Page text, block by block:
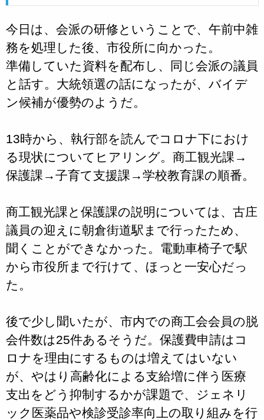
今日は、会派の研修ということで、午前中雑
務を処理した後、市役所に向かった。
準備していた資料を配布し、同じ会派の議員
と話す。大統領選の話になったが、バイデ
ン候補が優勢のようだ。
13時から、執行部を読んでコロナ下におけ
る現状についてヒアリング。商工観光課→
保護課→子育て支援課→学校教育課の順番。
商工観光課と保護課の説明については、古庄
議員の迎えに朝倉街道駅まで行ったため、
聞くことができなかった。電動車椅子で駅
から市役所まで行けて、ほっと一安心だっ
た。
後で少し聞いたが、市内での商工会会員の脱
会件数は25件あるそうだ。保護費申請はコ
ロナを理由にするものは増えてはいない
が、やはり高齢化による支給増に伴う医療
支出をどう抑制するかが課題で、ジェネリ
ック医薬品や検診受診率向上の取り組みを行